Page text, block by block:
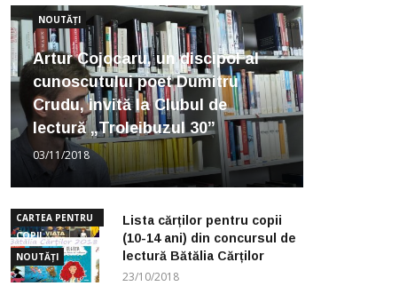
NOUTĂȚI
Artur Cojocaru, un discipol al
cunoscutului poet Dumitru
Crudu, invită la Clubul de
lectură „Troleibuzul 30”
03/11/2018
CARTEA PENTRU
COPII
NOUTĂȚI
Lista cărților pentru copii
(10-14 ani) din concursul de
lectură Bătălia Cărților
23/10/2018